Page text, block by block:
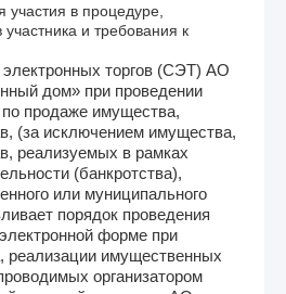
в процедуре,
и требования к
торгов (СЭТ) АО
дом» при проведении
по продаже имущества,
(за исключением имущества,
реализуемых в рамках
(банкротства),
или муниципального
порядок проведения
форме при
реализации имущественных
организатором